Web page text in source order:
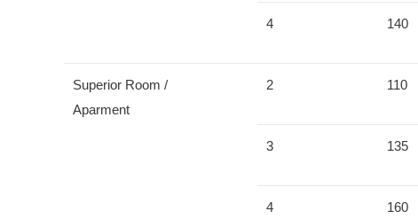
4 140
Superior Room /
Aparment
2 110
3 135
4 160